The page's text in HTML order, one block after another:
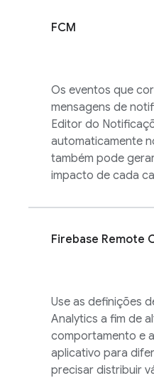
FCM
Os eventos que
mensagens de
Editor do
automaticamente
também pode
impacto de cada
Firebase Remote
Use as definições
Analytics a fim de
comportamento e
aplicativo para
precisar distribuir